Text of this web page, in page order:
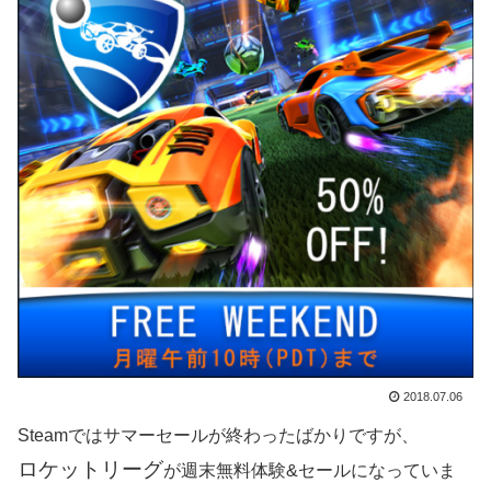
2018.07.06
Steamではサマーセールが終わったばかりですが、
ロケットリーグが週末無料体験&セールになっていま